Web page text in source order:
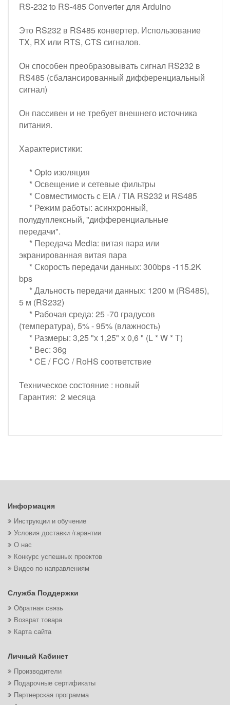
RS-232 to RS-485 Converter для Arduino
Это RS232 в RS485 конвертер. Использование
TX, RX или RTS, CTS сигналов.
Он способен преобразовывать сигнал RS232 в
RS485 (сбалансированный дифференциальный
сигнал)
Он пассивен и не требует внешнего источника
питания.
Характеристики:
* Opto изоляция
* Освещение и сетевые фильтры
* Совместимость с EIA / TIA RS232 и RS485
* Режим работы: асинхронный,
полудуплексный, "дифференциальные
передачи".
* Передача Media: витая пара или
экранированная витая пара
* Скорость передачи данных: 300bps -115.2K
bps
* Дальность передачи данных: 1200 м (RS485),
5 м (RS232)
* Рабочая среда: 25 -70 градусов
(температура), 5% - 95% (влажность)
* Размеры: 3,25 "х 1,25" х 0,6 " (L * W * T)
* Вес: 36g
* CE / FCC / RoHS соответствие
Техническое состояние : новый
Гарантия: 2 месяца
Информация
Инструкции и обучение
Условия доставки /гарантии
О нас
Конкурс успешных проектов
Видео по направлениям
Служба Поддержки
Обратная связь
Возврат товара
Карта сайта
Личный Кабинет
Производители
Подарочные сертификаты
Партнерская программа